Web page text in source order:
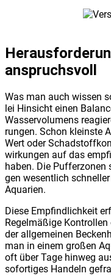
anspruchs­voll
Was man auch wis­sen
lei Hin­sicht einen
Was­ser­vo­lu­mens
run­gen. Schon kleins­te
Wert oder
wir­kun­gen auf das
haben. Die
gen wesent­lich
Aqua­ri­en.
Die­se Emp­find­lich­keit
Regel­mä­ßi­ge
der all­ge­mei­nen
man in einem gro­ßen
oft über Tage hin­weg
sofor­ti­ges Han­deln